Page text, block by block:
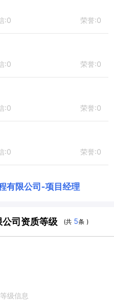
:0 荣誉:0
:0 荣誉:0
:0 荣誉:0
:0 荣誉:0
有限公司 -项目经理
司资质等级 (共 5条 )
级信息